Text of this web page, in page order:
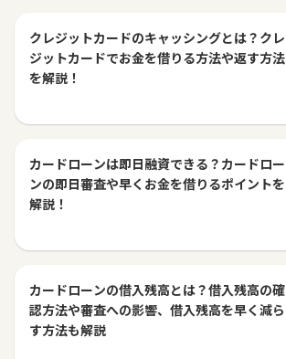
クレジットカードのキャッシングとは？クレ
ジットカードでお金を借りる方法や返す方法
を解説！
カードローンは即日融資できる？カードロー
ンの即日審査や早くお金を借りるポイントを
解説！
カードローンの借入残高とは？借入残高の確
認方法や審査への影響、借入残高を早く減ら
す方法も解説